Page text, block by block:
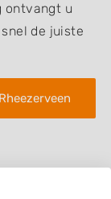
ontvangt u
de juiste